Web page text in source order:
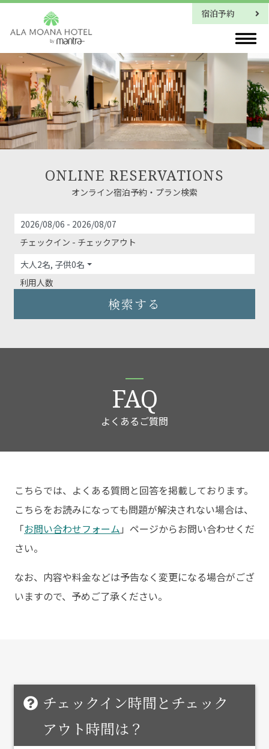
宿泊予約
よくあるご質問
ONLINE RESERVATIONS
オンライン宿泊予約・プラン検索
チェックイン - チェックアウト
大人2名, 子供0名
利用人数
検索する
FAQ
よくあるご質問
こちらでは、よくある質問と回答を掲載しております。
こちらをお読みになっても問題が解決されない場合は、
「お問い合わせフォーム 」ページからお問い合わせくだ
さい。
なお、内容や料金などは予告なく変更になる場合がござ
いますので、予めご了承ください。
チェックイン時間とチェック
アウト時間は？